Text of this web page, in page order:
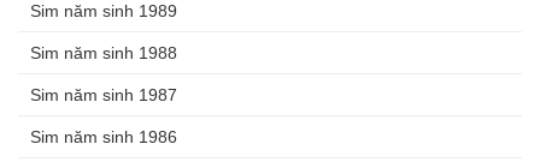
Sim năm sinh 1989
Sim năm sinh 1988
Sim năm sinh 1987
Sim năm sinh 1986